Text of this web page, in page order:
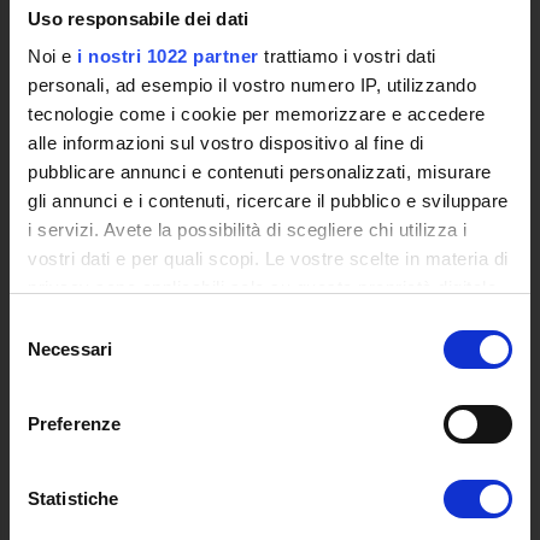
Uso responsabile dei dati
Noi e i nostri 1022 partner trattiamo i vostri dati
personali, ad esempio il vostro numero IP, utilizzando
tecnologie come i cookie per memorizzare e accedere
alle informazioni sul vostro dispositivo al fine di
pubblicare annunci e contenuti personalizzati, misurare
gli annunci e i contenuti, ricercare il pubblico e sviluppare
i servizi. Avete la possibilità di scegliere chi utilizza i
vostri dati e per quali scopi. Le vostre scelte in materia di
modificare o revocare il proprio consenso in qualsiasi
momento dalla Dichiarazione sui cookie o facendo clic
raccogliere informazioni sulla tua posizione
geografica, con un'approssimazione di qualche
delNecessari
Preferenze
Statistiche
Eventi
Siti Istituzionali e Progetti Interuniversitari
Accesso alla Banca Dati di Segreteria Online
Posta Elettronica Certificata - PEC
Bacheca del Rettore
DIDATTICA
Corsi di Laurea
Corsi di Perfezionamento
Percorsi abilitanti di formazione iniziale degli insegnanti